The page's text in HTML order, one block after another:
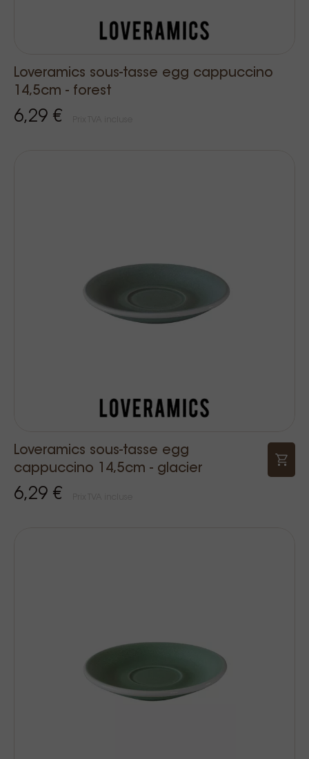
Loveramics sous-tasse egg cappuccino
14,5cm - forest
6,29 €
Loveramics sous-tasse egg
cappuccino 14,5cm - glacier
6,29 €